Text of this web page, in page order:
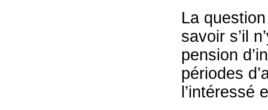
La
savoir s’il
pension
périodes
l’intéressé